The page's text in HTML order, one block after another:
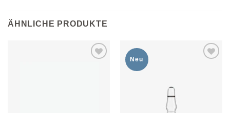
ÄHNLICHE PRODUKTE
Neu